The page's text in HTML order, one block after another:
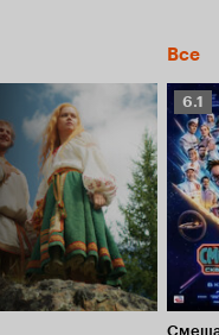
Все
6.1
6.1